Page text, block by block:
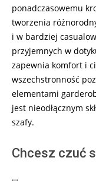
ponadczasowemu
tworzenia
i w bardziej
przyjemnych w
zapewnia komfort i
wszechstronność
elementami
jest nieodłącznym
szafy.
Chcesz czuć
…